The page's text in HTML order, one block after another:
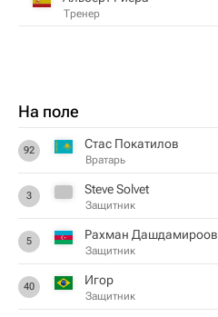
Тренер
На поле
92 Стас Покатилов
Вратарь
3 Steve Solvet
Защитник
5 Рахман Дашдамироов
Защитник
40 Игор
Защитник